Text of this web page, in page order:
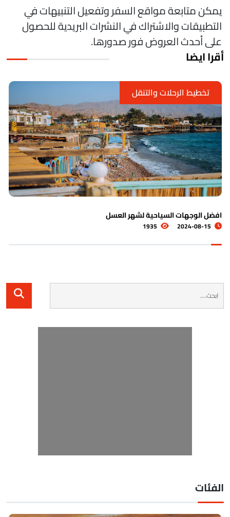
متابعة مواقع السفر وتفعيل التنبيهات في
والاشتراك في النشرات البريدية للحصول
أحدث العروض فور صدورها.
ايضا
الرحلات والتنقل
السياحية لشهر العسل
1935